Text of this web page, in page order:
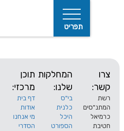
המחלקות
שלנו:
בי"ס
כלנית
היכל
הספורט
תוכן
מרכזי:
דף בית
אודות
מי אנחנו
הסדרי
קישורים: